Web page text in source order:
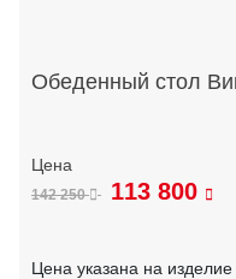
Обеденный стол
142 250 113 800
Цена указана на